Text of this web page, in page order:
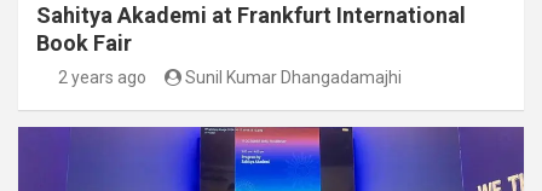
Sahitya Akademi at Frankfurt International
Book Fair
2 years ago Sunil Kumar Dhangadamajhi